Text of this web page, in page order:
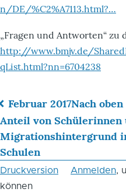
n/DE/%C2%A7113.html?…
„Fragen und Antworten“ zu
http://www.bmjv.de/
qList.html?nn=6704238
Links
für
das
Blättern
Februar 2017Nach oben
Anteil von
Migrationshintergrund
Schulen
Druckversion Anmelden,
können